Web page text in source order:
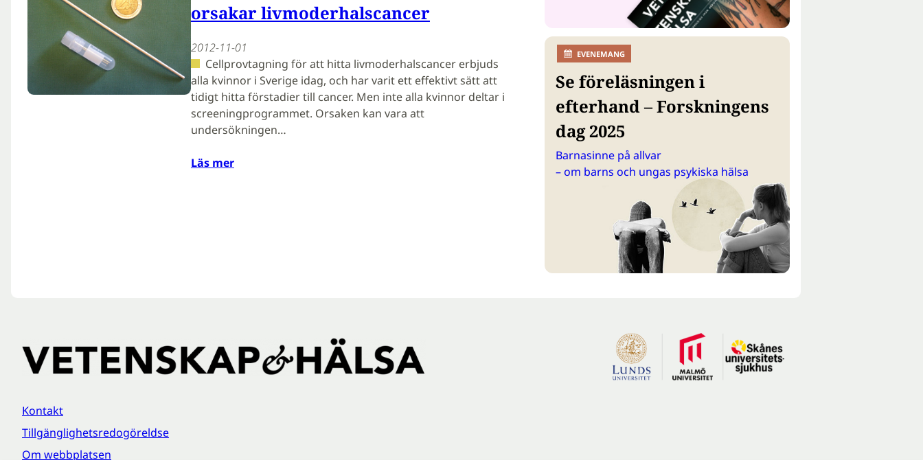
orsakar livmoderhalscancer
2012-11-01
Cellprovtagning för att hitta livmoderhalscancer erbjuds
alla kvinnor i Sverige idag, och har varit ett effektivt sätt att
tidigt hitta förstadier till cancer. Men inte alla kvinnor deltar i
screeningprogrammet. Orsaken kan vara att
undersökningen…
Läs mer
EVENEMANG
Se föreläsningen i
efterhand – Forskningens
dag 2025
Barnasinne på allvar
– om barns och ungas psykiska hälsa
Kontakt
Tillgänglighetsredogöreldse
Om webbplatsen